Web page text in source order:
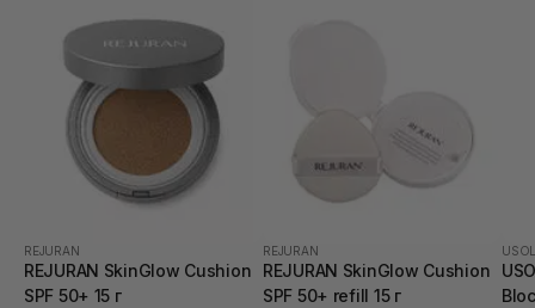
REJURAN
REJURAN SkinGlow Cushion
SPF 50+ 15 г
REJURAN
REJURAN SkinGlow Cushion
SPF 50+ refill 15 г